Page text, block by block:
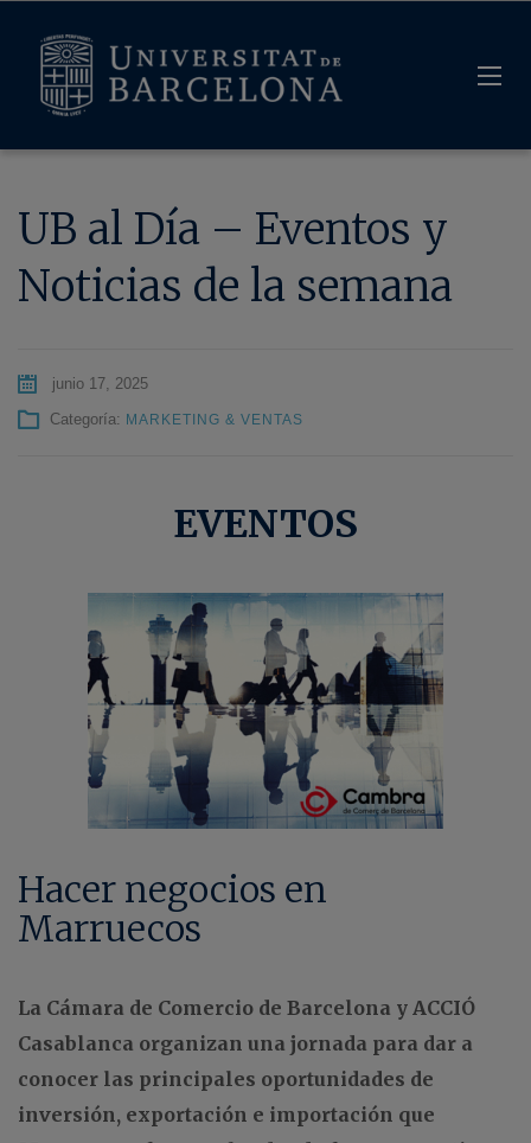
UB al Día – Eventos y
Noticias de la semana
junio 17, 2025
Categoría: MARKETING & VENTAS
EVENTOS
Hacer negocios en
Marruecos
La Cámara de Comercio de Barcelona y ACCIÓ
Casablanca organizan una jornada para dar a
conocer las principales oportunidades de
inversión, exportación e importación que